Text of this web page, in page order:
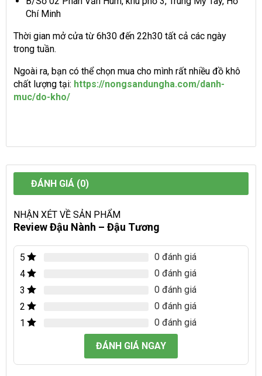
Chí Minh
Thời gian mở cửa từ 6h30 đến 22h30 tất cả các ngày
trong tuần.
Ngoài ra, bạn có thể chọn mua cho mình rất nhiều đồ khô
chất lượng tại: https://nongsandungha.com/danh-
muc/do-kho/
ĐÁNH GIÁ (0)
NHẬN XÉT VỀ SẢN PHẨM
Review Đậu Nành – Đậu Tương
5
0 đánh giá
4
0 đánh giá
3
0 đánh giá
2
0 đánh giá
1
0 đánh giá
ĐÁNH GIÁ NGAY